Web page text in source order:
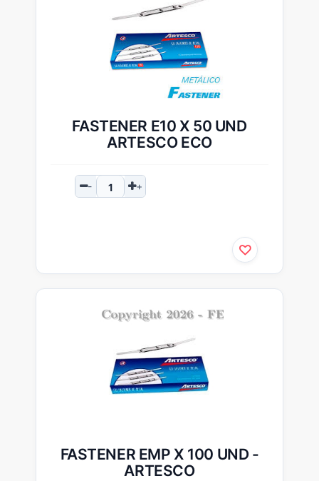
FASTENER E10 X 50 UND
ARTESCO ECO
FASTENER EMP X 100 UND -
ARTESCO